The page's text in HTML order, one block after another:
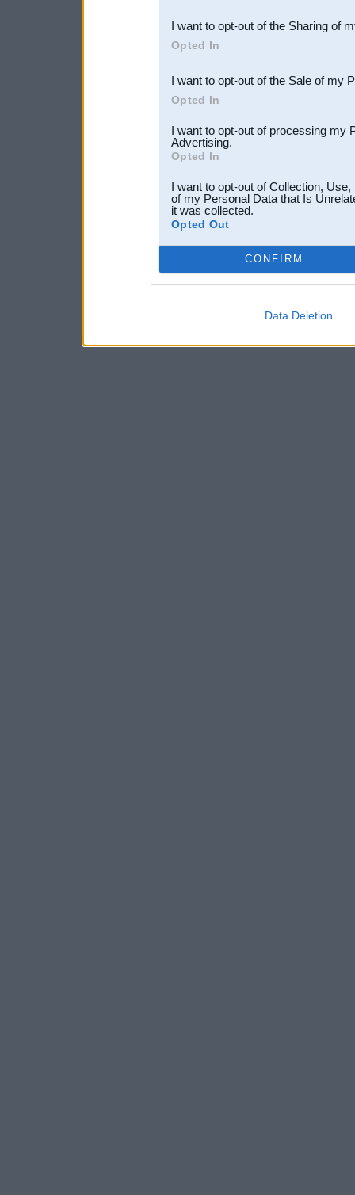
Downstream Participants
third parties.
I want to opt-out of the Sharing of
Opted In
I want to opt-out of the Sale of my
Opted In
I want to opt-out of processing my
Advertising.
Opted In
I want to opt-out of Collection,
of my Personal Data that Is
it was collected.
Opted Out
CONFIRM
Data Deletion